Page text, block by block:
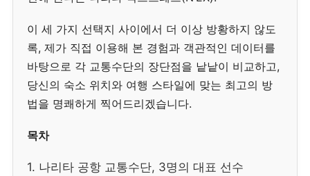
이 세 가지 선택지 사이에서 더 이상 방황하지 않도
록, 제가 직접 이용해 본 경험과 객관적인 데이터를
바탕으로 각 교통수단의 장단점을 낱낱이 비교하고,
당신의 숙소 위치와 여행 스타일에 맞는 최고의 방
법을 명쾌하게 찍어드리겠습니다.
목차
1. 나리타 공항 교통수단, 3명의 대표 선수